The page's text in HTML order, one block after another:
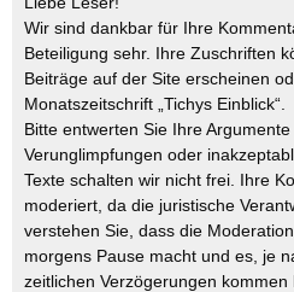
Wir sind dankbar für Ihre
Beteiligung sehr. Ihre Zuschriften
Beiträge auf der Site erscheinen
Monatszeitschrift „Tichys Einblick“.
Bitte entwerten Sie Ihre
Verunglimpfungen oder
Texte schalten wir nicht frei. Ihre
moderiert, da die juristische
verstehen Sie, dass die
morgens Pause macht und es, je
zeitlichen Verzögerungen